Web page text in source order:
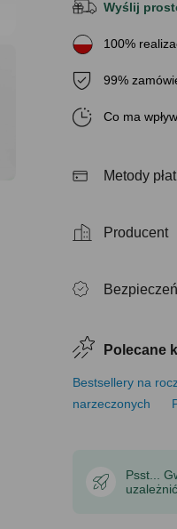
Wyślij
100%
99%
Co ma
Metody
Producent
Polecane
Bestsellery na
narzeczonych
Psst...